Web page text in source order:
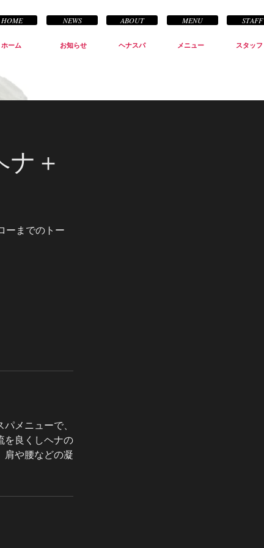
HOME NEWS ABOUT MENU STAFF
ホーム お知らせ ヘナスパ メニュー スタッフ
＋
ーまでのトー
メニューで、
を良くしヘナの
肩や腰などの凝